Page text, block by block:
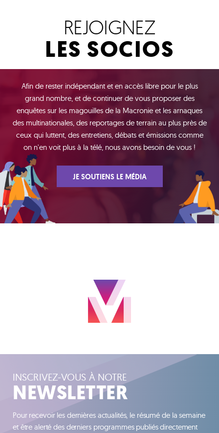
REJOIGNEZ
LES SOCIOS
Afin de rester indépendant et en accès libre pour le plus
grand nombre, et de continuer de vous proposer des
enquêtes sur les magouilles de la Macronie et les arnaques
des multinationales, des reportages de terrain au plus près de
ceux qui luttent, des entretiens, débats et émissions comme
on n'en voit plus à la télé, nous avons besoin de vous !
JE SOUTIENS LE MÉDIA
INSCRIVEZ-VOUS À NOTRE
NEWSLETTER
Pour recevoir les dernières actualités, le résumé de la semaine
et être alerté des derniers programmes publiés directement